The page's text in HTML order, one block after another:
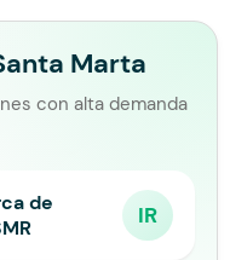
Marta
con alta demanda
de
IR